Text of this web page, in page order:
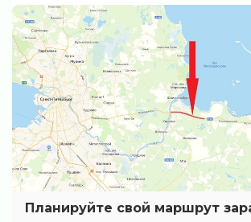
Планируйте свой маршрут